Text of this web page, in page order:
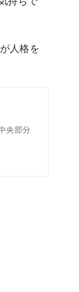
人格を
央部分